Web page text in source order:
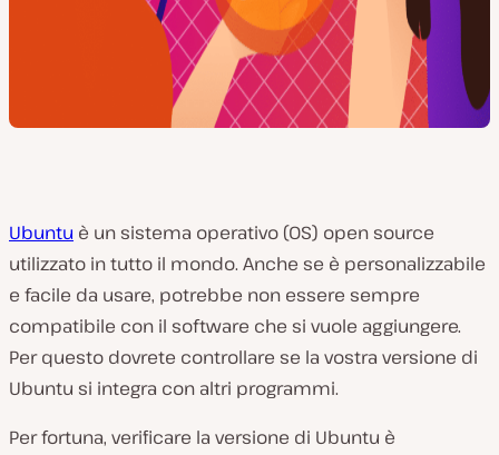
Ubuntu è un sistema operativo (OS) open source
utilizzato in tutto il mondo. Anche se è personalizzabile
e facile da usare, potrebbe non essere sempre
compatibile con il software che si vuole aggiungere.
Per questo dovrete controllare se la vostra versione di
Ubuntu si integra con altri programmi.
Per fortuna, verificare la versione di Ubuntu è